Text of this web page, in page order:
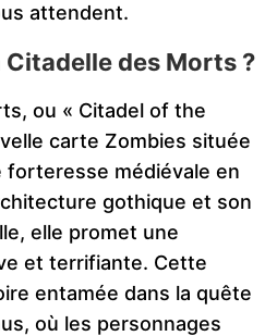
attendent.
Citadelle des Morts ?
ou « Citadel of the
carte Zombies située
forteresse médiévale en
gothique et son
elle promet une
et terrifiante. Cette
entamée dans la quête
où les personnages